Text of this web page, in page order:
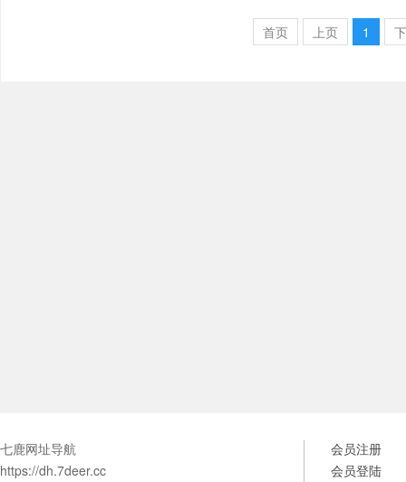
首页 上页 1
七鹿网址导航
https://dh.7deer.cc
会员注册
会员登陆